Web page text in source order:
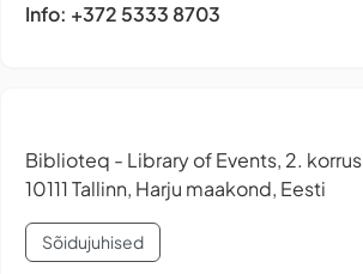
Info: +372 5333 8703
Biblioteq - Library of Events, 2. korrus
10111 Tallinn, Harju maakond, Eesti
Sõidujuhised